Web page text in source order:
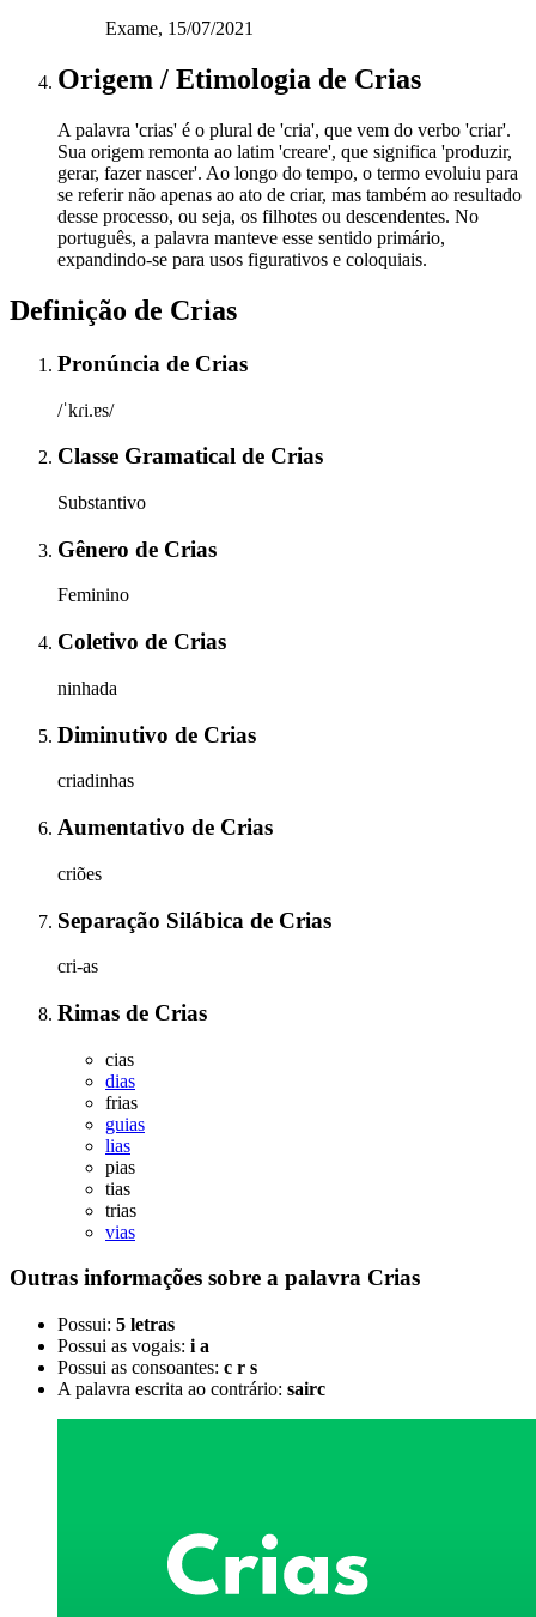
Exame, 15/07/2021
Origem / Etimologia de Crias
A palavra 'crias' é o plural de 'cria', que vem do verbo 'criar'.
Sua origem remonta ao latim 'creare', que significa 'produzir,
gerar, fazer nascer'. Ao longo do tempo, o termo evoluiu para
se referir não apenas ao ato de criar, mas também ao resultado
desse processo, ou seja, os filhotes ou descendentes. No
português, a palavra manteve esse sentido primário,
expandindo-se para usos figurativos e coloquiais.
Definição de Crias
Pronúncia de Crias
/ˈkɾi.ɐs/
Classe Gramatical de Crias
Substantivo
Gênero de Crias
Feminino
Coletivo de Crias
ninhada
Diminutivo de Crias
criadinhas
Aumentativo de Crias
criões
Separação Silábica de Crias
cri-as
Rimas de Crias
cias
dias
frias
guias
lias
pias
tias
trias
vias
Outras informações sobre a palavra Crias
Possui: 5 letras
Possui as vogais: i a
Possui as consoantes: c r s
A palavra escrita ao contrário: sairc